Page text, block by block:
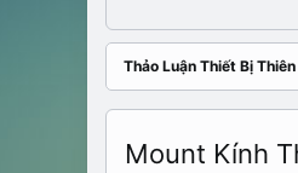
Thảo Luận Thiết Bị Thiên
Mount Kính